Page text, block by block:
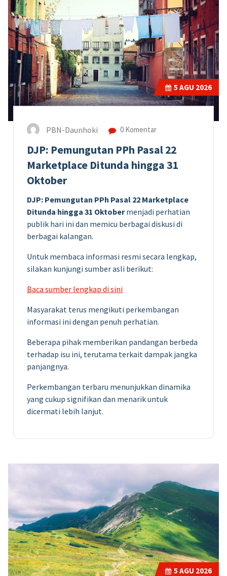
5 AGU 2026
PBN-Daunhoki 0 Komentar
DJP: Pemungutan PPh Pasal 22
Marketplace Ditunda hingga 31
Oktober
DJP: Pemungutan PPh Pasal 22 Marketplace
Ditunda hingga 31 Oktobermenjadi perhatian
publik hari ini dan memicu berbagai diskusi di
berbagai kalangan.
Untuk membaca informasi resmi secara lengkap,
silakan kunjungi sumber asli berikut:
Baca sumber lengkap di sini
Masyarakat terus mengikuti perkembangan
informasi ini dengan penuh perhatian.
Beberapa pihak memberikan pandangan berbeda
terhadap isu ini, terutama terkait dampak jangka
panjangnya.
Perkembangan terbaru menunjukkan dinamika
yang cukup signifikan dan menarik untuk
dicermati lebih lanjut.
5 AGU 2026